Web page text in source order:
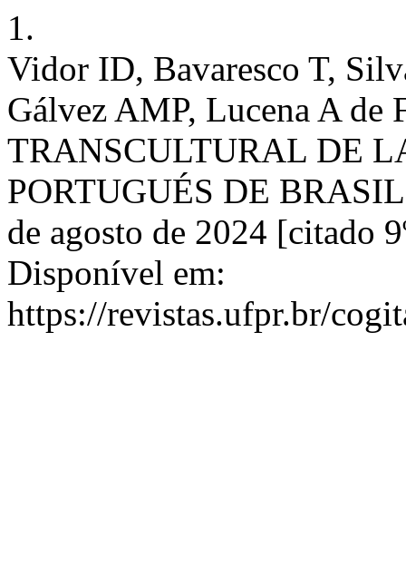
1.
Vidor ID, Bavaresco T,
Gálvez AMP, Lucena A de
TRANSCULTURAL DE
PORTUGUÉS DE
de agosto de 2024 [citado
Disponível em:
https://revistas.ufpr.br/